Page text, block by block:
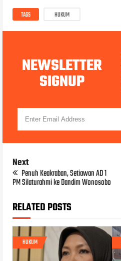
TAGS HUKUM
NEWSLETTER
SIGNUP
Next
Penuh Keakraban, Setiawan AD 1
PM Silaturahmi ke Dandim Wonosobo
RELATED POSTS
HUKUM